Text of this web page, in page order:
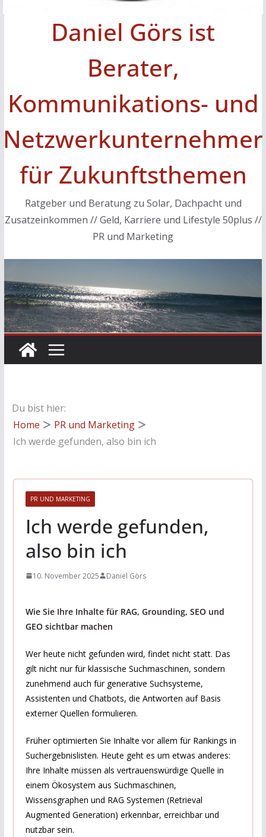
Daniel Görs ist
Berater,
Kommunikations- und
Netzwerkunternehmer
für Zukunftsthemen
Ratgeber und Beratung zu Solar, Dachpacht und
Zusatzeinkommen // Geld, Karriere und Lifestyle 50plus //
PR und Marketing
Du bist hier:
Home
PR und Marketing
Ich werde gefunden, also bin ich
PR UND MARKETING
Ich werde gefunden,
also bin ich
10. November 2025 Daniel Görs
Wie Sie Ihre Inhalte für RAG, Grounding, SEO und
GEO sichtbar machen
Wer heute nicht gefunden wird, findet nicht statt. Das
gilt nicht nur für klassische Suchmaschinen, sondern
zunehmend auch für generative Suchsysteme,
Assistenten und Chatbots, die Antworten auf Basis
externer Quellen formulieren.
Früher optimierten Sie Inhalte vor allem für Rankings in
Suchergebnislisten. Heute geht es um etwas anderes:
Ihre Inhalte müssen als vertrauenswürdige Quelle in
einem Ökosystem aus Suchmaschinen,
Wissensgraphen und RAG Systemen (Retrieval
Augmented Generation) erkennbar, erreichbar und
nutzbar sein.